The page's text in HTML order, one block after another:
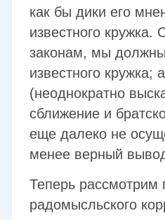
как бы дики его
известного
законам, мы должны
известного
(неоднократно
сближение и
еще далеко не
менее верный
Теперь рассмотрим
радомысльского